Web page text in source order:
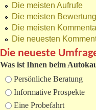
Die meisten Aufrufe
Die meisten
Die meisten
Die neuesten
Die neueste
Was ist Ihnen beim
Auswahlmöglichkeiten
Persönliche Beratung
Informative Prospekte
Eine Probefahrt